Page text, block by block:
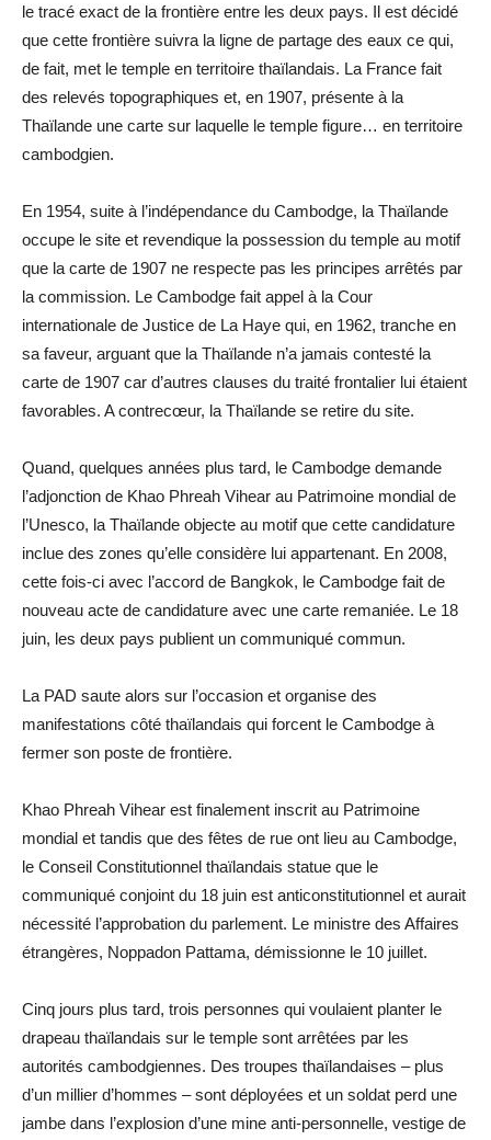
le tracé exact de la frontière entre les deux pays. Il est décidé
que cette frontière suivra la ligne de partage des eaux ce qui,
de fait, met le temple en territoire thaïlandais. La France fait
des relevés topographiques et, en 1907, présente à la
Thaïlande une carte sur laquelle le temple figure… en territoire
cambodgien.
En 1954, suite à l’indépendance du Cambodge, la Thaïlande
occupe le site et revendique la possession du temple au motif
que la carte de 1907 ne respecte pas les principes arrêtés par
la commission. Le Cambodge fait appel à la Cour
internationale de Justice de La Haye qui, en 1962, tranche en
sa faveur, arguant que la Thaïlande n’a jamais contesté la
carte de 1907 car d’autres clauses du traité frontalier lui étaient
favorables. A contrecœur, la Thaïlande se retire du site.
Quand, quelques années plus tard, le Cambodge demande
l’adjonction de Khao Phreah Vihear au Patrimoine mondial de
l’Unesco, la Thaïlande objecte au motif que cette candidature
inclue des zones qu’elle considère lui appartenant. En 2008,
cette fois-ci avec l’accord de Bangkok, le Cambodge fait de
nouveau acte de candidature avec une carte remaniée. Le 18
juin, les deux pays publient un communiqué commun.
La PAD saute alors sur l’occasion et organise des
manifestations côté thaïlandais qui forcent le Cambodge à
fermer son poste de frontière.
Khao Phreah Vihear est finalement inscrit au Patrimoine
mondial et tandis que des fêtes de rue ont lieu au Cambodge,
le Conseil Constitutionnel thaïlandais statue que le
communiqué conjoint du 18 juin est anticonstitutionnel et aurait
nécessité l’approbation du parlement. Le ministre des Affaires
étrangères, Noppadon Pattama, démissionne le 10 juillet.
Cinq jours plus tard, trois personnes qui voulaient planter le
drapeau thaïlandais sur le temple sont arrêtées par les
autorités cambodgiennes. Des troupes thaïlandaises – plus
d’un millier d’hommes – sont déployées et un soldat perd une
jambe dans l’explosion d’une mine anti-personnelle, vestige de